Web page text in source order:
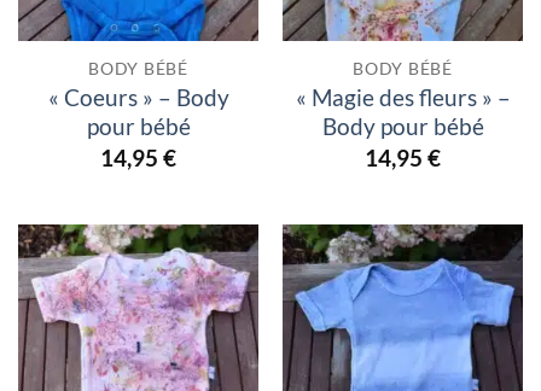
BODY BÉBÉ
« Coeurs » – Body
pour bébé
14,95 €
BODY BÉBÉ
« Magie des fleurs » –
Body pour bébé
14,95 €